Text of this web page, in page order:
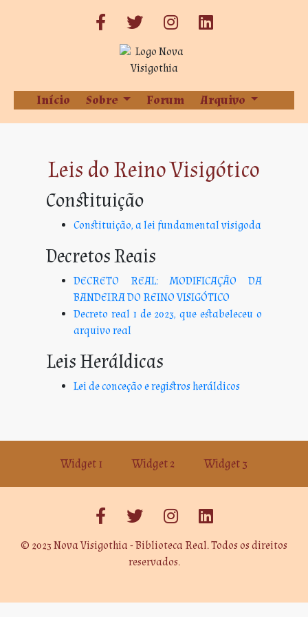
Início Sobre Forum Arquivo
Leis do Reino Visigótico
Constituição
Constituição, a lei fundamental visigoda
Decretos Reais
DECRETO REAL: MODIFICAÇÃO DA
BANDEIRA DO REINO VISIGÓTICO
Decreto real 1 de 2023, que estabeleceu o
arquivo real
Leis Heráldicas
Lei de conceção e registros heráldicos
Widget 1 Widget 2 Widget 3
© 2023 Nova Visigothia - Biblioteca Real. Todos os direitos
reservados.